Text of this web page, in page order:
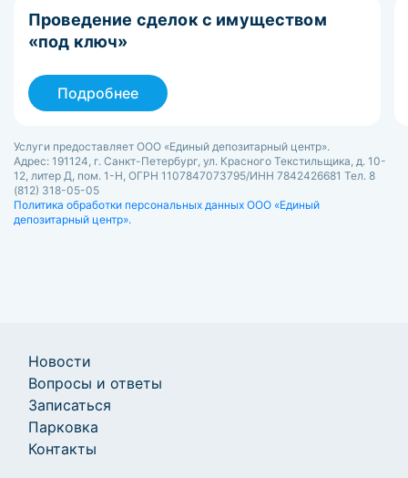
Проведение сделок с имуществом
«под ключ»
Подробнее
Услуги предоставляет ООО «Единый депозитарный центр».
Адрес: 191124, г. Санкт-Петербург, ул. Красного Текстильщика, д. 10-
12, литер Д, пом. 1-Н, ОГРН 1107847073795/ИНН 7842426681 Тел. 8
(812) 318-05-05
Политика обработки персональных данных ООО «Единый
депозитарный центр».
Новости
Вопросы и ответы
Записаться
Парковка
Контакты